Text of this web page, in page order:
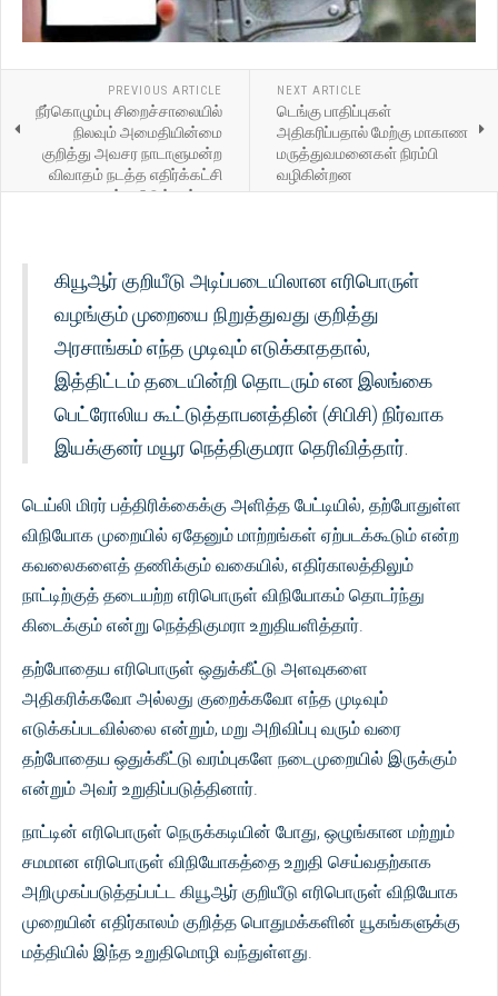
PREVIOUS ARTICLE
நீர்கொழும்பு சிறைச்சாலையில்
நிலவும் அமைதியின்மை
குறித்து அவசர நாடாளுமன்ற
விவாதம் நடத்த எதிர்க்கட்சி
அழைப்பு விடுத்துள்ளது
NEXT ARTICLE
டெங்கு பாதிப்புகள்
அதிகரிப்பதால் மேற்கு மாகாண
மருத்துவமனைகள் நிரம்பி
வழிகின்றன
கியூஆர் குறியீடு அடிப்படையிலான எரிபொருள்
வழங்கும் முறையை நிறுத்துவது குறித்து
அரசாங்கம் எந்த முடிவும் எடுக்காததால்,
இத்திட்டம் தடையின்றி தொடரும் என இலங்கை
பெட்ரோலிய கூட்டுத்தாபனத்தின் (சிபிசி) நிர்வாக
இயக்குனர் மயூர நெத்திகுமரா தெரிவித்தார்.
டெய்லி மிரர் பத்திரிக்கைக்கு அளித்த பேட்டியில், தற்போதுள்ள
விநியோக முறையில் ஏதேனும் மாற்றங்கள் ஏற்படக்கூடும் என்ற
கவலைகளைத் தணிக்கும் வகையில், எதிர்காலத்திலும்
நாட்டிற்குத் தடையற்ற எரிபொருள் விநியோகம் தொடர்ந்து
கிடைக்கும் என்று நெத்திகுமரா உறுதியளித்தார்.
தற்போதைய எரிபொருள் ஒதுக்கீட்டு அளவுகளை
அதிகரிக்கவோ அல்லது குறைக்கவோ எந்த முடிவும்
எடுக்கப்படவில்லை என்றும், மறு அறிவிப்பு வரும் வரை
தற்போதைய ஒதுக்கீட்டு வரம்புகளே நடைமுறையில் இருக்கும்
என்றும் அவர் உறுதிப்படுத்தினார்.
நாட்டின் எரிபொருள் நெருக்கடியின் போது, ​​ஒழுங்கான மற்றும்
சமமான எரிபொருள் விநியோகத்தை உறுதி செய்வதற்காக
அறிமுகப்படுத்தப்பட்ட கியூஆர் குறியீடு எரிபொருள் விநியோக
முறையின் எதிர்காலம் குறித்த பொதுமக்களின் யூகங்களுக்கு
மத்தியில் இந்த உறுதிமொழி வந்துள்ளது.